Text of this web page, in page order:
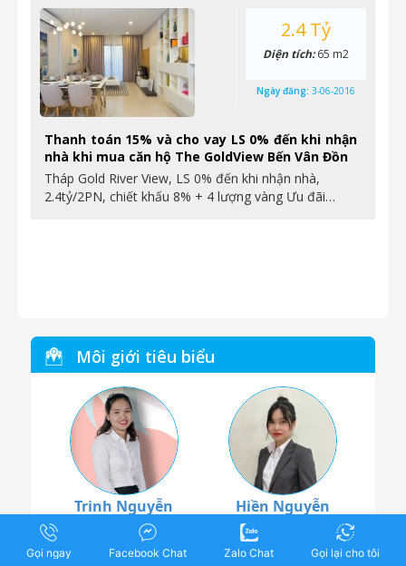
Thanh toán 15% và cho vay LS 0% đến khi nhận
nhà khi mua căn hộ The GoldView Bến Vân Đồn
Tháp Gold River View, LS 0% đến khi nhận nhà,
2.4tỷ/2PN, chiết khấu 8% + 4 lượng vàng Ưu đãi…
2.4 Tỷ
Diện tích:65 m2
Ngày đăng: 3-06-2016
Môi giới tiêu biểu
Trinh Nguyễn Hiền Nguyễn
Gọi ngay Facebook Chat Zalo Chat Gọi lại cho tôi